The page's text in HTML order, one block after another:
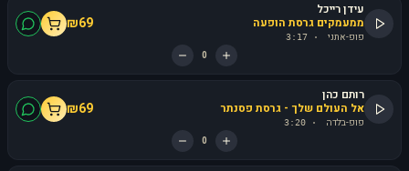
עידן רייכל
ממעמקים גרסת הופעה
פופ-אתני ·
3:17
₪69
0
רותם כהן
אל העולם שלך - גרסת פסנתר
פופ-בלדה ·
3:20
₪69
0